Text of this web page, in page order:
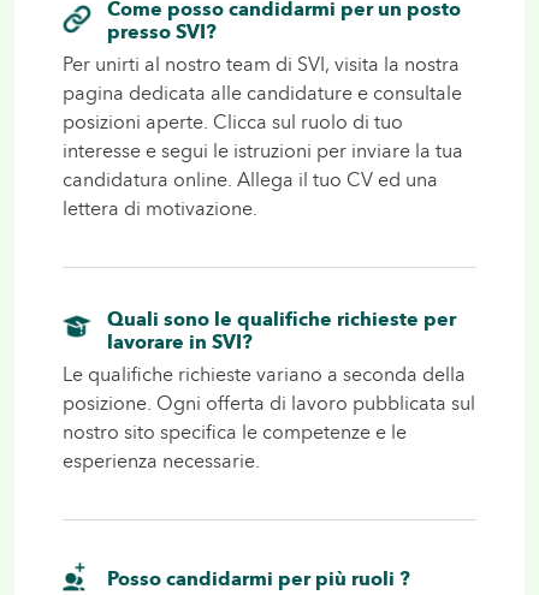
Come posso candidarmi per un posto
presso SVI?
Per unirti al nostro team di SVI, visita la nostra
pagina dedicata alle candidature e consultale
posizioni aperte. Clicca sul ruolo di tuo
interesse e segui le istruzioni per inviare la tua
candidatura online. Allega il tuo CV ed una
lettera di motivazione.
Quali sono le qualifiche richieste per
lavorare in SVI?
Le qualifiche richieste variano a seconda della
posizione. Ogni offerta di lavoro pubblicata sul
nostro sito specifica le competenze e le
esperienza necessarie.
Posso candidarmi per più ruoli ?